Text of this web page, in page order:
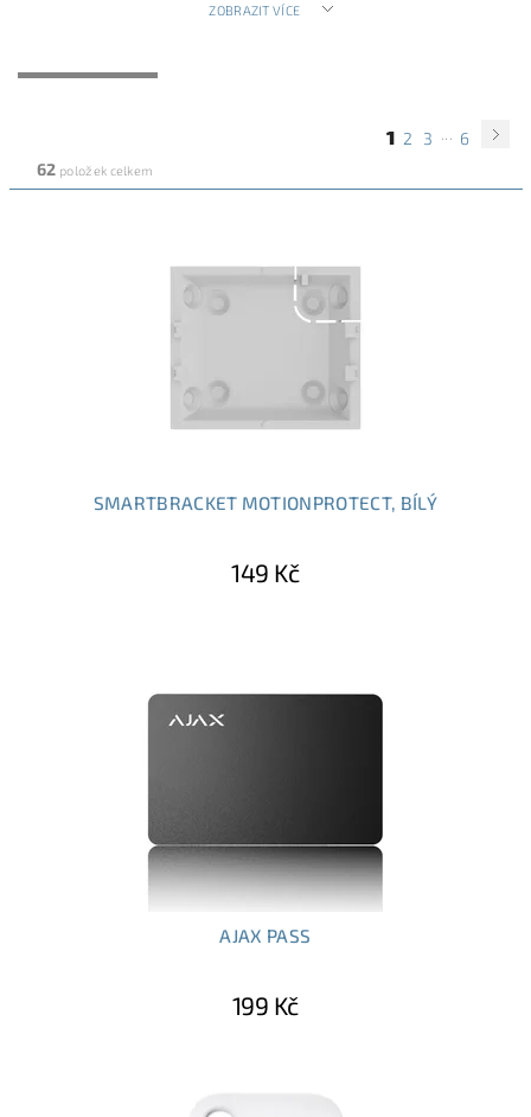
ZOBRAZIT VÍCE
1 2 3 ... 6
62 položek celkem
SMARTBRACKET MOTIONPROTECT, BÍLÝ
149 Kč
AJAX PASS
199 Kč